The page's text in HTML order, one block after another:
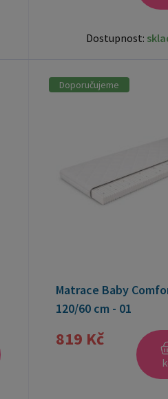
Dostupnost:
Doporučujeme
Matrace Baby
120/60 cm - 01
819 Kč